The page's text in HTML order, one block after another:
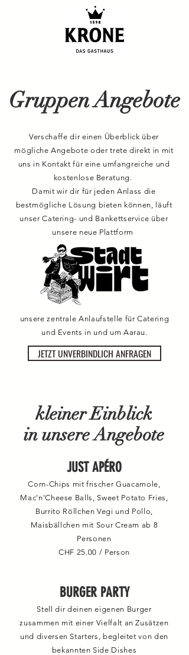
Gruppen Angebote
Verschaffe dir einen Überblick über
mögliche Angebote oder trete direkt in mit
uns in Kontakt für eine umfangreiche und
kostenlose Beratung.
Damit wir dir für jeden Anlass die
bestmögliche Lösung bieten können, läuft
unser Catering- und Bankettservice über
unsere neue Plattform
unsere zentrale Anlaufstelle für Catering
und Events in und um Aarau.
JETZT UNVERBINDLICH ANFRAGEN
kleiner Einblick
in unsere Angebote
JUST APÉRO
Corn-Chips mit frischer Guacamole,
Mac'n'Cheese Balls, Sweet Potato Fries,
Burrito Röllchen Vegi und Pollo,
Maisbällchen mit Sour Cream ab 8
Personen
CHF 25.00 / Person
BURGER PARTY
Stell dir deinen eigenen Burger
zusammen mit einer Vielfalt an Zusätzen
und diversen Starters, begleitet von den
bekannten Side Dishes